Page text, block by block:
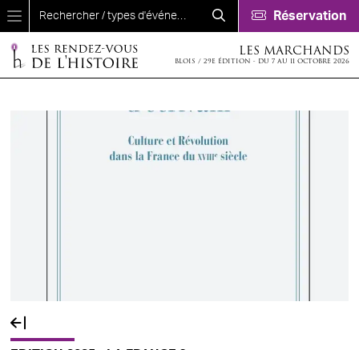
Aller au contenu principal
Réservation
LES MARCHANDS
BLOIS / 29E ÉDITION - DU 7 AU 11 OCTOBRE 2026